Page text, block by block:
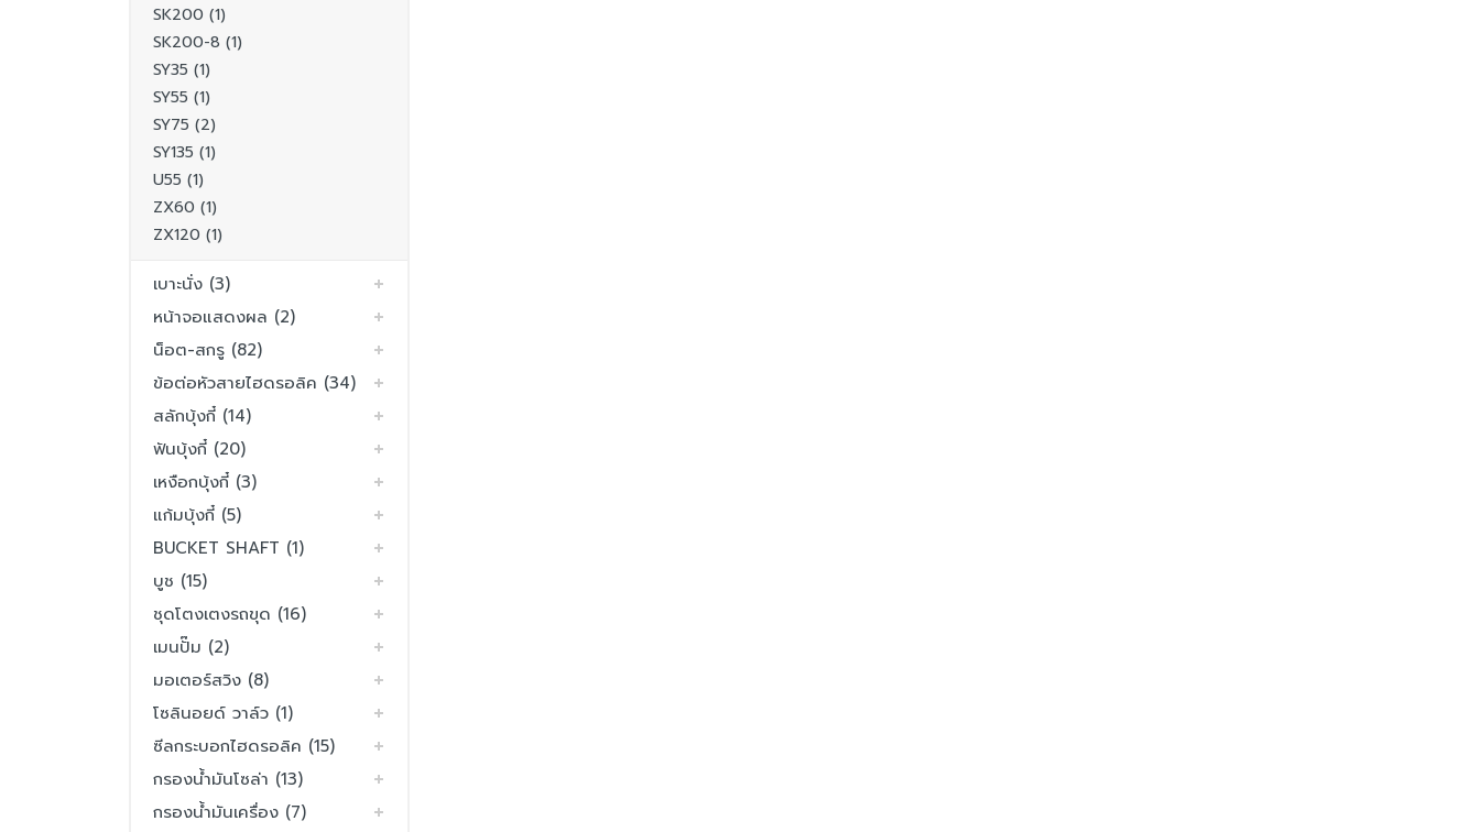
SK200 (1)
SK200-8 (1)
SY35 (1)
SY55 (1)
SY75 (2)
SY135 (1)
U55 (1)
ZX60 (1)
ZX120 (1)
เบาะนั่ง (3)
หน้าจอแสดงผล (2)
น็อต-สกรู (82)
ข้อต่อหัวสายไฮดรอลิค (34)
สลักบุ้งกี๋ (14)
ฟันบุ้งกี๋ (20)
เหงือกบุ้งกี๋ (3)
แก้มบุ้งกี๋ (5)
BUCKET SHAFT (1)
บูช (15)
ชุดโตงเตงรถขุด (16)
เมนปั๊ม (2)
มอเตอร์สวิง (8)
โซลินอยด์ วาล์ว (1)
ซีลกระบอกไฮดรอลิค (15)
กรองน้ำมันโซล่า (13)
กรองน้ำมันเครื่อง (7)